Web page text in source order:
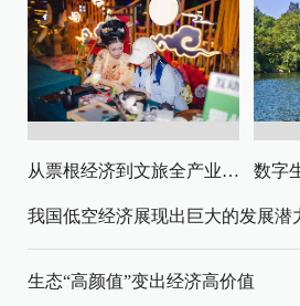
从票根经济到文旅全产业链升级
我国低空经济展现出巨大的发展潜
生态“高颜值”变出经济高价值